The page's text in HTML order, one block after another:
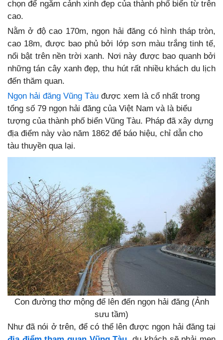
chọn để ngắm cảnh xinh đẹp của thành phố biển từ trên
cao.
Nằm ở độ cao 170m, ngọn hải đăng có hình tháp tròn,
cao 18m, được bao phủ bởi lớp sơn màu trắng tinh tế,
nổi bật trên nền trời xanh. Nơi này được bao quanh bởi
những tán cây xanh đẹp, thu hút rất nhiều khách du lịch
đến thăm quan.
Ngọn hải đăng Vũng Tàu được xem là cổ nhất trong
tổng số 79 ngọn hải đăng của Việt Nam và là biểu
tượng của thành phố biển Vũng Tàu. Pháp đã xây dựng
địa điểm này vào năm 1862 để báo hiệu, chỉ dẫn cho
tàu thuyền qua lại.
Con đường thơ mộng để lên đến ngọn hải đăng (Ảnh
sưu tầm)
Như đã nói ở trên, để có thể lên được ngọn hải đăng tại